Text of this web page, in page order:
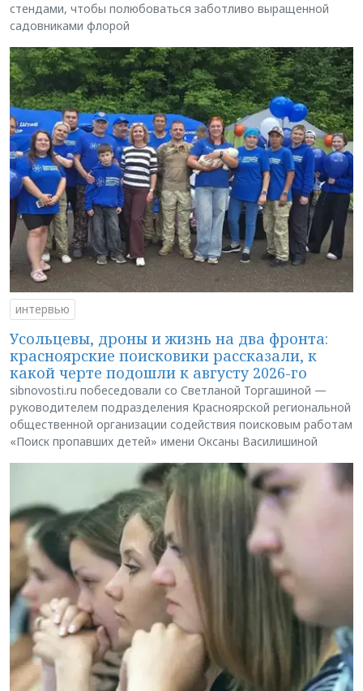
стендами, чтобы полюбоваться заботливо выращенной
садовниками флорой
интервью
Усольцевы, дроны и жизнь на два фронта:
красноярские поисковики рассказали, к
какой черте подошли к августу 2026-го
sibnovosti.ru побеседовали со Светланой Торгашиной —
руководителем подразделения Красноярской региональной
общественной организации содействия поисковым работам
«Поиск пропавших детей» имени Оксаны Василишиной